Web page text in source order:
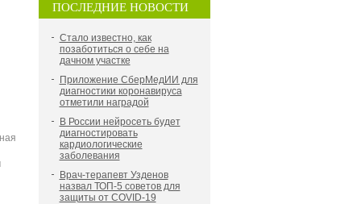
ПОСЛЕДНИЕ НОВОСТИ
Стало известно, как
позаботиться о себе на
дачном участке
Приложение СберМедИИ для
диагностики коронавируса
отметили наградой
В России нейросеть будет
диагностировать
кардиологические
заболевания
Врач-терапевт Узденов
назвал ТОП-5 советов для
защиты от COVID-19